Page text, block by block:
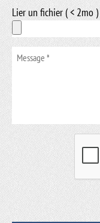
Lier un fichier ( < 2mo )